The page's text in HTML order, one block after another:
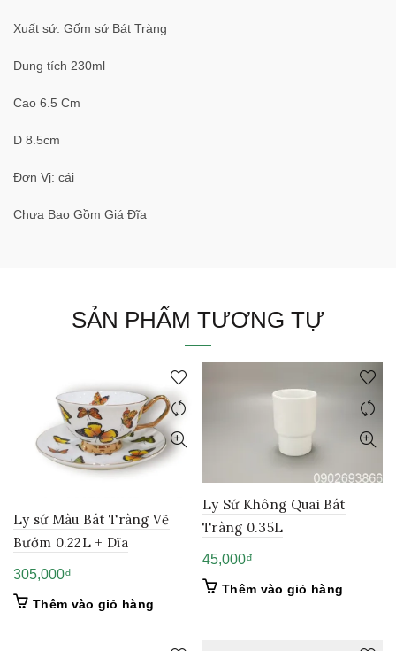
Xuất sứ: Gốm sứ Bát Tràng
Dung tích 230ml
Cao 6.5 Cm
D 8.5cm
Đơn Vị: cái
Chưa Bao Gồm Giá Đĩa
SẢN PHẨM TƯƠNG TỰ
Ly sứ Màu Bát Tràng Vẽ
Bướm 0.22L + Dĩa
305,000₫
Thêm vào giỏ hàng
Ly Sứ Không Quai Bát
Tràng 0.35L
45,000₫
Thêm vào giỏ hàng